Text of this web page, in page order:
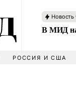
Новость
В МИД
РОССИЯ И США